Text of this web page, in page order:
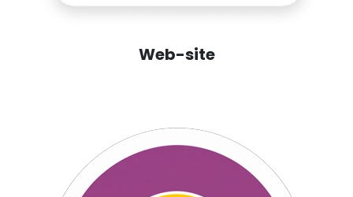
Web-site